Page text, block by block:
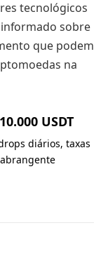
tecnológicos
sobre
que podem
na
USDT
diários, taxas